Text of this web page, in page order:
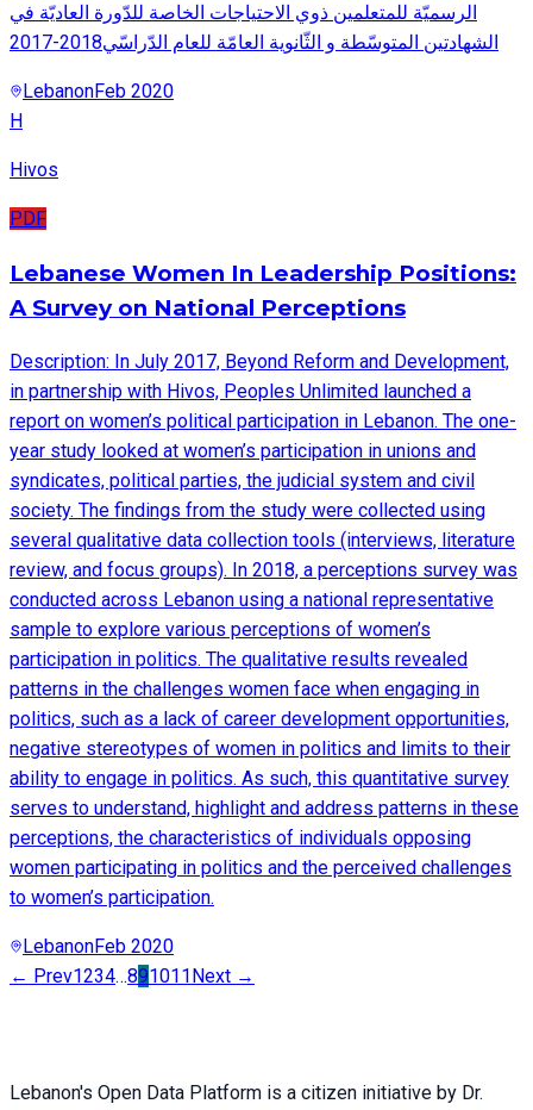
الرسميّة للمتعلمين ذوي الاحتياجات الخاصة للدّورة العاديّة في
الشهادتين المتوسّطة و الثّانوية العامّة للعام الدّراسّي2018-2017
LebanonFeb 2020
H
Hivos
PDF
Lebanese Women In Leadership Positions:
A Survey on National Perceptions
Description: In July 2017, Beyond Reform and Development,
in partnership with Hivos, Peoples Unlimited launched a
report on women’s political participation in Lebanon. The one-
year study looked at women’s participation in unions and
syndicates, political parties, the judicial system and civil
society. The findings from the study were collected using
several qualitative data collection tools (interviews, literature
review, and focus groups). In 2018, a perceptions survey was
conducted across Lebanon using a national representative
sample to explore various perceptions of women’s
participation in politics. The qualitative results revealed
patterns in the challenges women face when engaging in
politics, such as a lack of career development opportunities,
negative stereotypes of women in politics and limits to their
ability to engage in politics. As such, this quantitative survey
serves to understand, highlight and address patterns in these
perceptions, the characteristics of individuals opposing
women participating in politics and the perceived challenges
to women’s participation.
LebanonFeb 2020
← Prev1234…891011 Next →
Lebanon's Open Data Platform is a citizen initiative by Dr.